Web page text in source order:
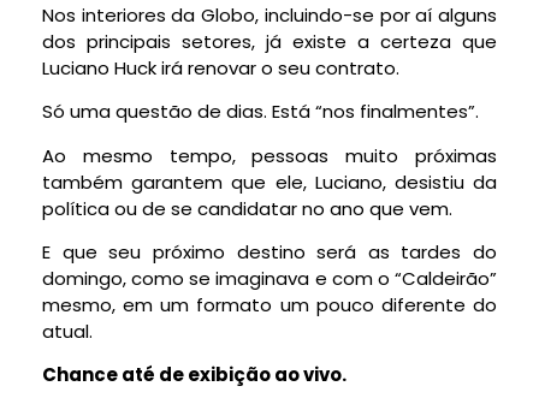
Nos interiores da Globo, incluindo-se por aí alguns
dos principais setores, já existe a certeza que
Luciano Huck irá renovar o seu contrato.
Só uma questão de dias. Está “nos finalmentes”.
Ao mesmo tempo, pessoas muito próximas
também garantem que ele, Luciano, desistiu da
política ou de se candidatar no ano que vem.
E que seu próximo destino será as tardes do
domingo, como se imaginava e com o “Caldeirão”
mesmo, em um formato um pouco diferente do
atual.
Chance até de exibição ao vivo.